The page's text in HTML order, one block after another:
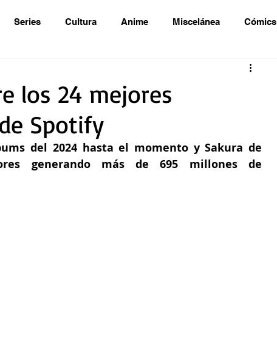
Series Cultura Anime Miscelánea Cómics
los 24 mejores
Spotify
del 2024 hasta el momento y Sakura de
generando más de 695 millones de